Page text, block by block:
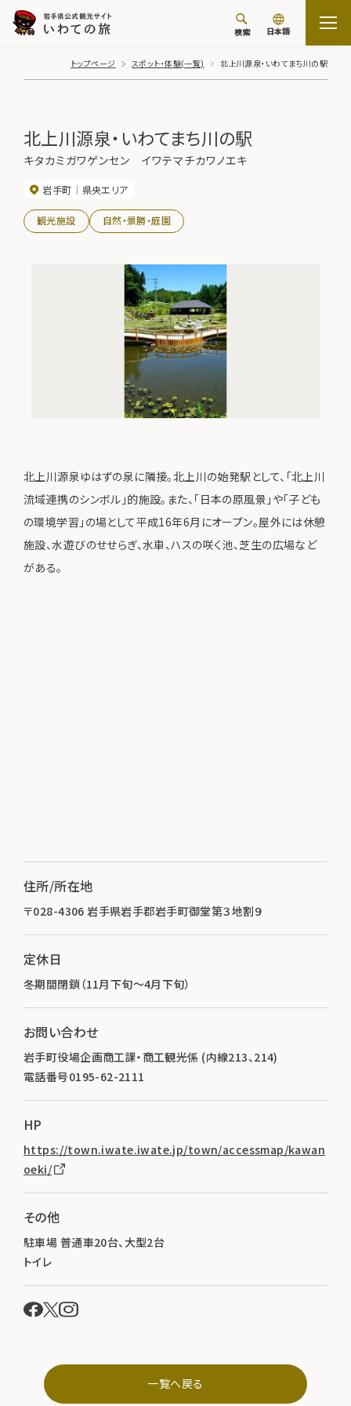
検索 日本語
トップページ スポット・体験(一覧) 北上川源泉・いわてまち川の駅
北上川源泉・いわてまち川の駅
キタカミガワゲンセン イワテマチカワノエキ
岩手町 県央エリア
観光施設 自然・景勝・庭園
北上川源泉ゆはずの泉に隣接。北上川の始発駅として、「北上川
流域連携のシンボル」的施設。また、「日本の原風景」や「子ども
の環境学習」の場として平成16年6月にオープン。屋外には休憩
施設、水遊びのせせらぎ、水車、ハスの咲く池、芝生の広場など
がある。
住所/所在地
〒028-4306 岩手県岩手郡岩手町御堂第３地割９
定休日
冬期間閉鎖（11月下旬～4月下旬）
お問い合わせ
岩手町役場企画商工課・商工観光係 (内線213、214)
電話番号0195-62-2111
HP
https://town.iwate.iwate.jp/town/accessmap/kawan
oeki/
その他
駐車場 普通車20台、大型2台
トイレ
一覧へ戻る